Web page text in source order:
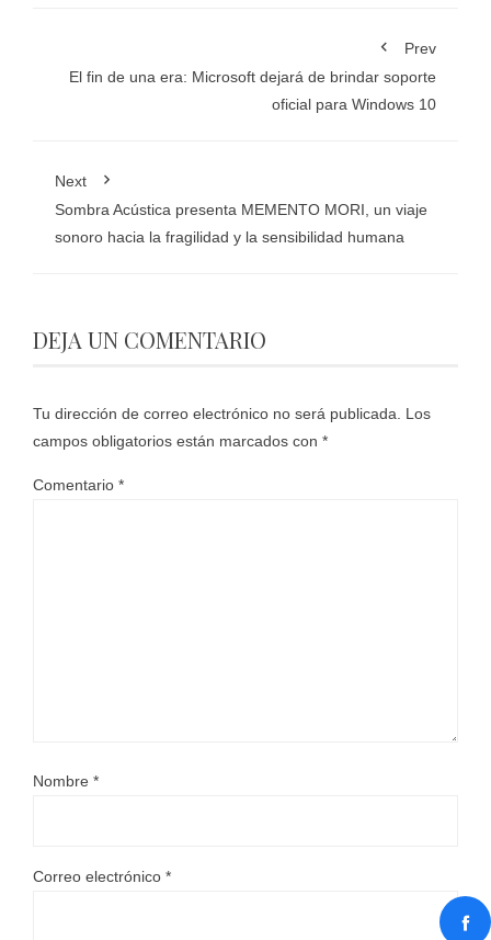
Prev
El fin de una era: Microsoft dejará de brindar soporte
oficial para Windows 10
Next
Sombra Acústica presenta MEMENTO MORI, un viaje
sonoro hacia la fragilidad y la sensibilidad humana
DEJA UN COMENTARIO
Tu dirección de correo electrónico no será publicada.
Los
campos obligatorios están marcados con *
Comentario *
Nombre *
Correo electrónico *